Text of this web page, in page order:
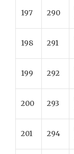
197 290
198 291
199 292
200 293
201 294